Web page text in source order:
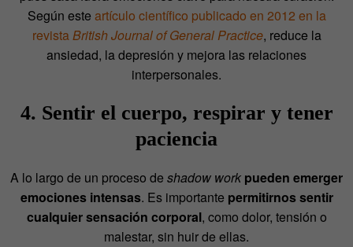
Según este artículo científico publicado en 2012 en la
revistaBritish Journal of General Practice, reduce la
ansiedad, la depresión y mejora las relaciones
interpersonales.
4. Sentir el cuerpo, respirar y tener
paciencia
A lo largo de un proceso de shadow work pueden emerger
emociones intensas. Es importante permitirnos sentir
cualquier sensación corporal, como dolor, tensión o
malestar, sin huir de ellas.